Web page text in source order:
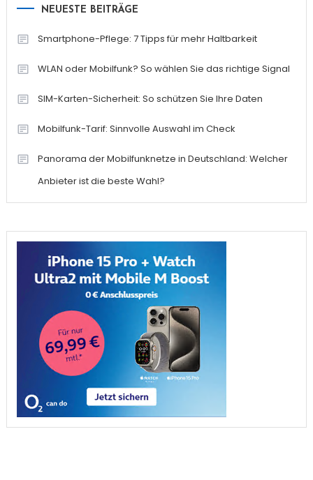
NEUESTE BEITRÄGE
Smartphone-Pflege: 7 Tipps für mehr Haltbarkeit
WLAN oder Mobilfunk? So wählen Sie das richtige Signal
SIM-Karten-Sicherheit: So schützen Sie Ihre Daten
Mobilfunk-Tarif: Sinnvolle Auswahl im Check
Panorama der Mobilfunknetze in Deutschland: Welcher
Anbieter ist die beste Wahl?